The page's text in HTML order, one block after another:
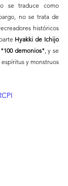
se traduce como
no se trata de
históricos
Hyakki de Ichijo
demonios" , y se
y monstruos